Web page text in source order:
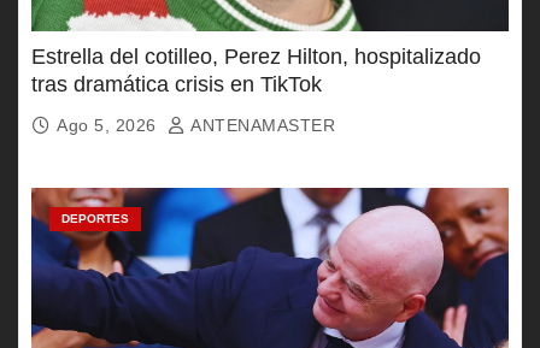
Estrella del cotilleo, Perez Hilton, hospitalizado
tras dramática crisis en TikTok
Ago 5, 2026 ANTENAMASTER
DEPORTES